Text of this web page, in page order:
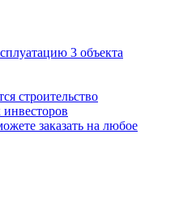
3 объекта
строительство
заказать на любое